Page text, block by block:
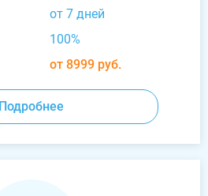
от 7 дней
100%
от 8999 руб.
Подробнее